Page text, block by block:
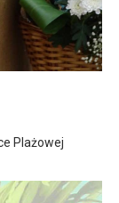
Plażowej